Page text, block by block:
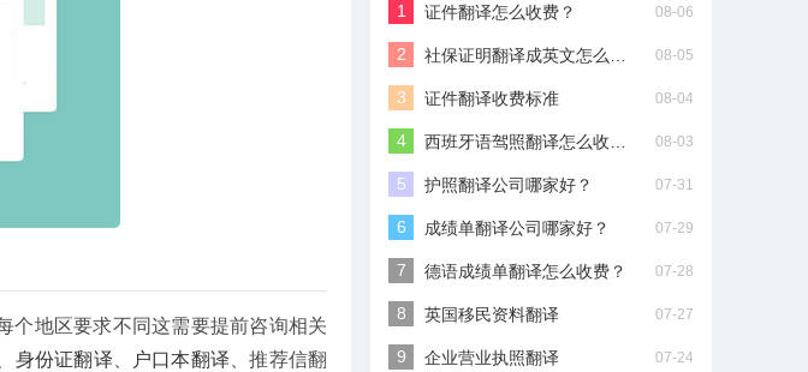
个地区要求不同这需要提前咨询相关
身份证翻译 户口本翻译 、推荐信翻
证件翻译怎么收费？ 08-06
08-05
证件翻译收费标准 08-04
08-03
护照翻译公司哪家好？ 07-31
成绩单翻译公司哪家好？ 07-29
德语成绩单翻译怎么收费？ 07-28
英国移民资料翻译 07-27
企业营业执照翻译 07-24